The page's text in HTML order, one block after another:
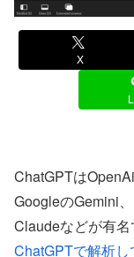
X
ChatGPTは
GoogleのGemini
Claudeなどが有
ChatGPTで解析し